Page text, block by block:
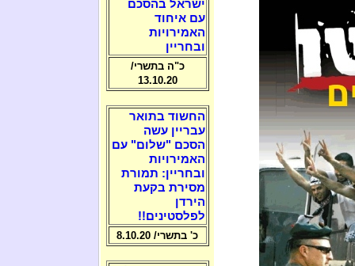
ישראל בהסכם
עם איחוד
האמירויות
ובחריין
כ"ה בתשרי/
13.10.20
החשוד בתואר
עבריין עשה
הסכם "שלום" עם
האמירויות
ובחריין: תמורת
מסירת בקעת
הירדן
לפלסטינים!!
כ' בתשרי/ 8.10.20